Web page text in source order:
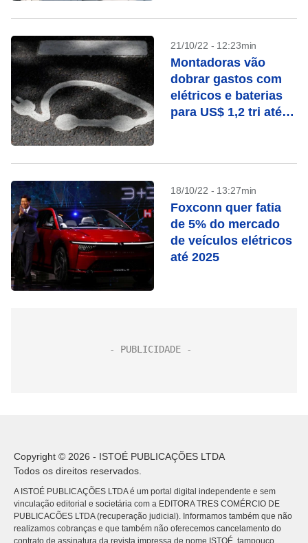
21/10/22 - 12:23min
Montadoras vão
dobrar gastos com
elétricos e baterias
para US$ 1,2 tri até
18/10/22 - 13:27min
Foxconn quer fatia
de 5% do mercado
de veículos elétricos
até 2025
Copyright © 2026 - ISTOÉ PUBLICAÇÕES LTDA
Todos os direitos reservados.
A ISTOÉ PUBLICAÇÕES LTDA é um portal digital independente e sem
vinculação editorial e societária com a EDITORA TRES COMÉRCIO DE
PUBLICACÕES LTDA (recuperação judicial). Informamos também que não
realizamos cobranças e que também não oferecemos cancelamento do
contrato de assinatura da revista impressa de nome ISTOÉ, tampouco